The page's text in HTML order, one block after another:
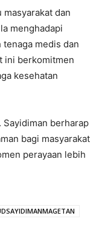
masyarakat dan
menghadapi
medis dan
ini berkomitmen
kesehatan
Sayidiman berharap
bagi masyarakat
perayaan lebih